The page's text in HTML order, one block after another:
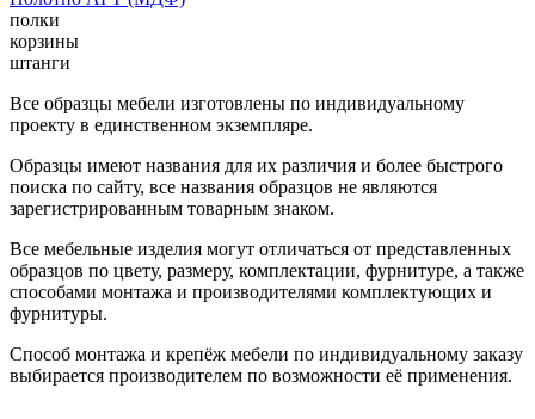
полки
корзины
штанги
Все образцы мебели изготовлены по индивидуальному
проекту в единственном экземпляре.
Образцы имеют названия для их различия и более быстрого
поиска по сайту, все названия образцов не являются
зарегистрированным товарным знаком.
Все мебельные изделия могут отличаться от представленных
образцов по цвету, размеру, комплектации, фурнитуре, а также
способами монтажа и производителями комплектующих и
фурнитуры.
Способ монтажа и крепёж мебели по индивидуальному заказу
выбирается производителем по возможности её применения.